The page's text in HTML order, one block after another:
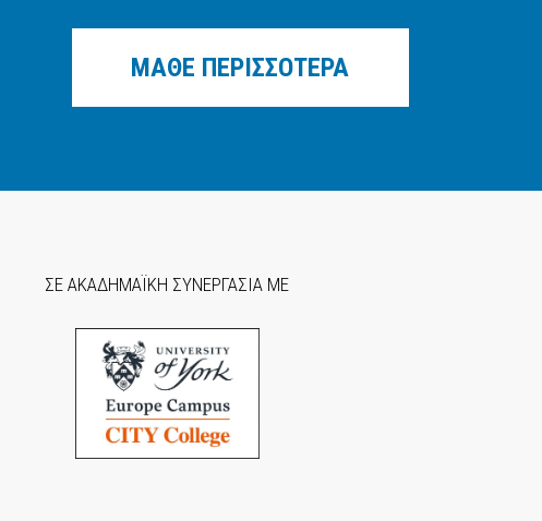
ΜΑΘΕ ΠΕΡΙΣΣΟΤΕΡΑ
ΣΕ ΑΚΑΔΗΜΑΪΚΗ ΣΥΝΕΡΓΑΣΙΑ ΜΕ